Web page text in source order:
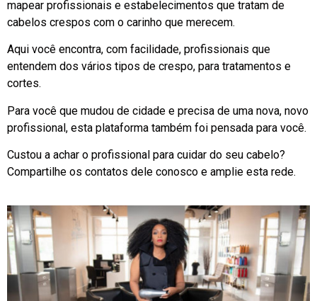
mapear profissionais e estabelecimentos que tratam de
cabelos crespos com o carinho que merecem.
Aqui você encontra, com facilidade, profissionais que
entendem dos vários tipos de crespo, para tratamentos e
cortes.
Para você que mudou de cidade e precisa de uma nova, novo
profissional, esta plataforma também foi pensada para você.
Custou a achar o profissional para cuidar do seu cabelo?
Compartilhe os contatos dele conosco e amplie esta rede.